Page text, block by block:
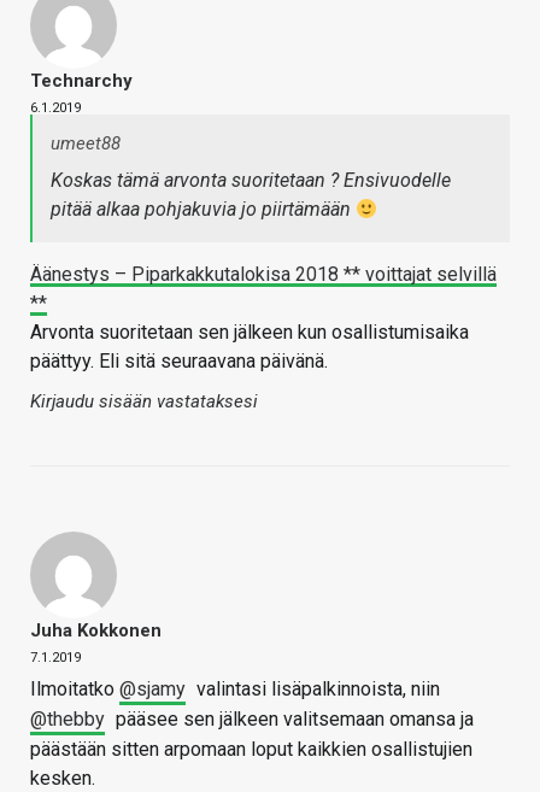
Technarchy
6.1.2019
umeet88
Koskas tämä arvonta suoritetaan ? Ensivuodelle
pitää alkaa pohjakuvia jo piirtämään
Äänestys – Piparkakkutalokisa 2018 ** voittajat selvillä
**
Arvonta suoritetaan sen jälkeen kun osallistumisaika
päättyy. Eli sitä seuraavana päivänä.
Kirjaudu sisään vastataksesi
Juha Kokkonen
7.1.2019
Ilmoitatko @sjamy valintasi lisäpalkinnoista, niin
@thebby pääsee sen jälkeen valitsemaan omansa ja
päästään sitten arpomaan loput kaikkien osallistujien
kesken.